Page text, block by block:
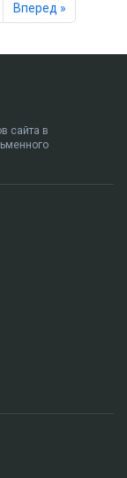
Вперед »
сайта в